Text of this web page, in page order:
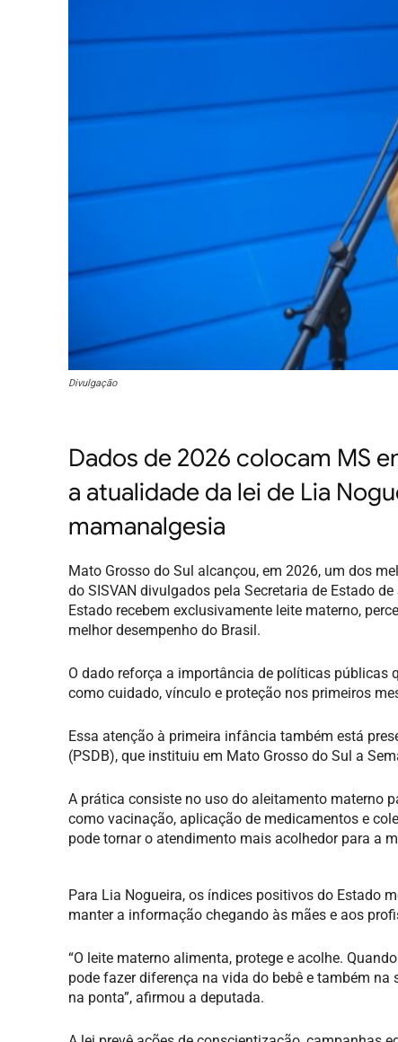
Divulgação
Dados de 2026 colocam MS
a atualidade da lei de Lia
mamanalgesia
Mato Grosso do Sul alcançou, em 2026, um dos
do SISVAN divulgados pela Secretaria de Estado
Estado recebem exclusivamente leite materno,
melhor desempenho do Brasil.
O dado reforça a importância de políticas
como cuidado, vínculo e proteção nos primeiros
Essa atenção à primeira infância também está
(PSDB), que instituiu em Mato Grosso do Sul a
A prática consiste no uso do aleitamento materno
como vacinação, aplicação de medicamentos e
pode tornar o atendimento mais acolhedor para a
Para Lia Nogueira, os índices positivos do Estado
manter a informação chegando às mães e aos
“O leite materno alimenta, protege e acolhe.
pode fazer diferença na vida do bebê e também
na ponta”, afirmou a deputada.